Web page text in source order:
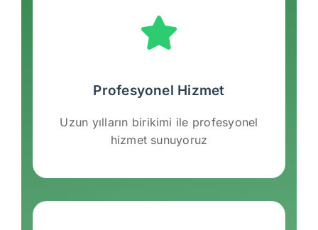
Profesyonel Hizmet
Uzun yılların birikimi ile profesyonel
hizmet sunuyoruz